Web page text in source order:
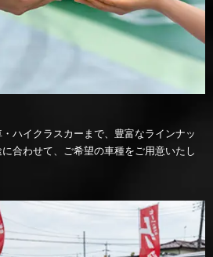
ハイクラスカーまで、豊富なラインナッ
合わせて、ご希望の車種をご用意いたし